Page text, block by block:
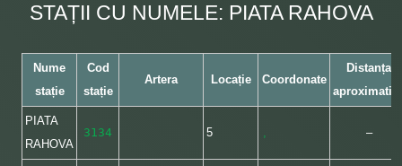
STAȚII CU NUMELE: PIATA RAHOVA
Nume
stație
Cod
stație
Artera Locație Coordonate
Distanța
PIATA
RAHOVA
3134 5 , –